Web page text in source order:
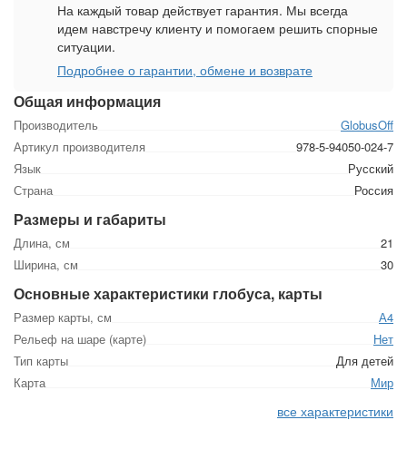
Общая информация
Производитель
GlobusOff
Артикул производителя
978-5-94050-024-7
Язык
Русский
Страна
Россия
Размеры и габариты
Длина, см
21
Ширина, см
30
Основные характеристики глобуса, карты
Размер карты, см
А4
Рельеф на шаре (карте)
Нет
Тип карты
Для детей
Карта
Мир
все характеристики
На каждый товар действует гарантия. Мы всегда
идем навстречу клиенту и помогаем решить спорные
ситуации.
Подробнее о гарантии, обмене и возврате